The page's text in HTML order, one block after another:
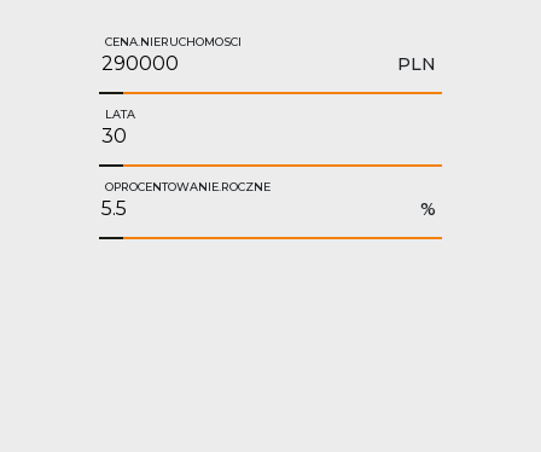
CENA.NIERUCHOMOSCI
PLN
LATA
OPROCENTOWANIE.ROCZNE
%